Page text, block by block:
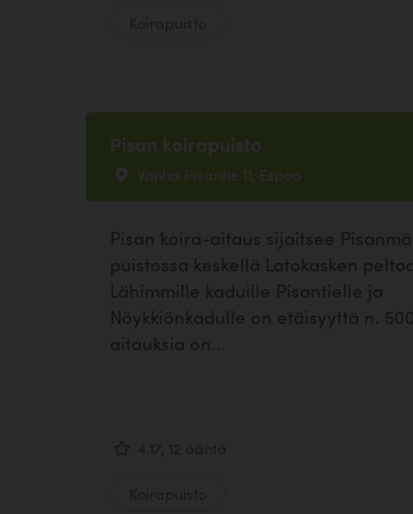
Pisan koirapuisto
Vanha Pisantie 11, Espoo
Pisan koira-aitaus sijaitsee
puistossa keskellä Latokasken
Lähimmille kaduille Pisantielle ja
Nöykkiönkadulle on etäisyyttä n.
aitauksia on...